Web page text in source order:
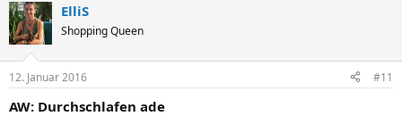
ElliS
Shopping Queen
12. Januar 2016 #11
AW: Durchschlafen ade